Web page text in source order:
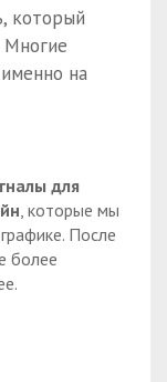
который
Многие
на
для
, которые мы
После
более